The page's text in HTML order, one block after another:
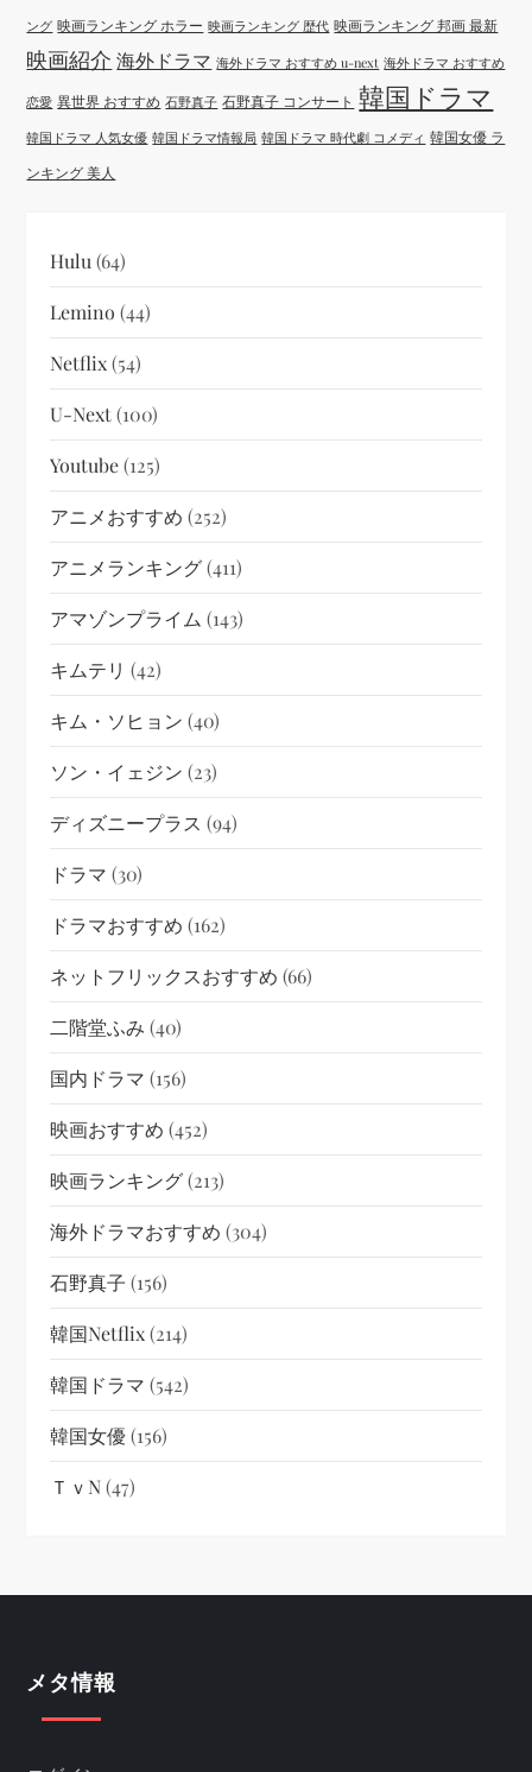
ング 映画ランキング ホラー 映画ランキング 歴代 映画ランキング 邦画 最新
映画紹介 海外ドラマ 海外ドラマ おすすめ u-next 海外ドラマ おすすめ
恋愛 異世界 おすすめ 石野真子 石野真子 コンサート 韓国ドラマ
韓国ドラマ 人気女優 韓国ドラマ情報局 韓国ドラマ 時代劇 コメディ 韓国女優 ラ
ンキング 美人
Hulu (64)
Lemino (44)
Netflix(54)
U-Next(100)
Youtube(125)
アニメおすすめ (252)
アニメランキング(411)
アマゾンプライム (143)
キムテリ (42)
キム・ソヒョン (40)
ソン・イェジン (23)
ディズニープラス (94)
ドラマ (30)
ドラマおすすめ (162)
ネットフリックスおすすめ (66)
二階堂ふみ (40)
国内ドラマ (156)
映画おすすめ (452)
映画ランキング(213)
海外ドラマおすすめ (304)
石野真子 (156)
韓国netflix(214)
韓国ドラマ (542)
韓国女優(156)
ＴｖN(47)
メタ情報